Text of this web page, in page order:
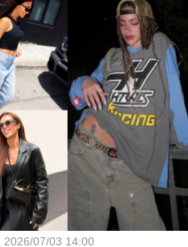
2026/07/03 14:00